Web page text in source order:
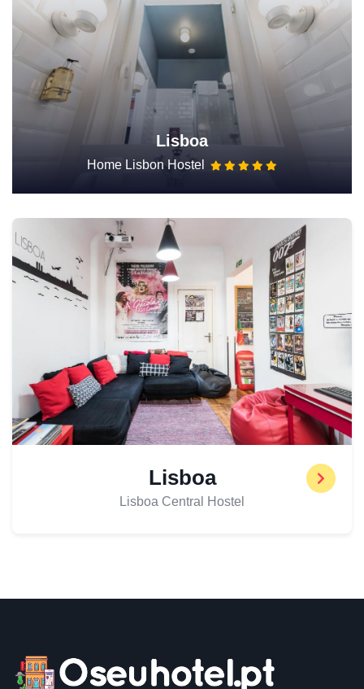
Lisboa
Home Lisbon Hostel
Lisboa
Lisboa Central Hostel